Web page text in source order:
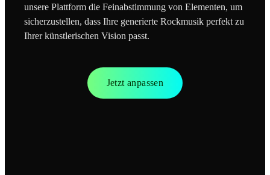
unsere Plattform die Feinabstimmung von Elementen, um
sicherzustellen, dass Ihre generierte Rockmusik perfekt zu
Ihrer künstlerischen Vision passt.
Jetzt anpassen